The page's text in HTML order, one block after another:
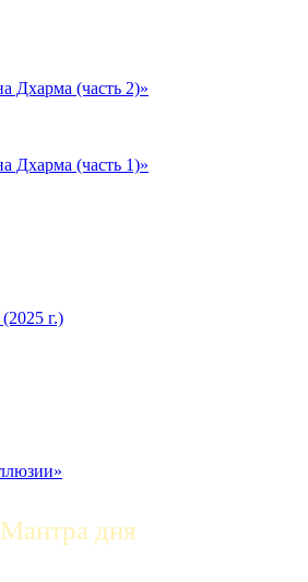
Дхарма (часть 2)»
Дхарма (часть 1)»
г.)
Мантра дня